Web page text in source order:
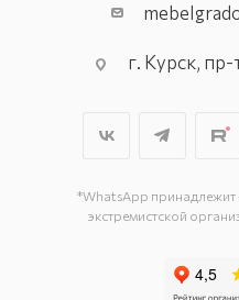
г. Курск, пр-
г. Курск, ул.
*WhatsApp
экстремистской